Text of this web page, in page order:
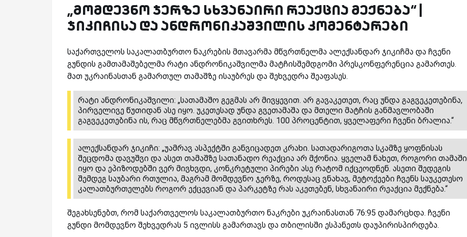
„მომდევნო ჯერზე სხვანაირი რეაქცია მექნება“ |
ჯიკიჩისა და ანდრონიკაშვილის კომენტარები
საქართველოს საკალათბურთო ნაკრების მთავარმა მწვრთნელმა ალექსანდარ ჯიკიჩმა და ჩვენი
გუნდის გამთამაშებელმა რატი ანდრონიკაშვილმა მატჩისშემდგომი პრესკონფერენცია გამართეს.
მათ უკრაინასთან გამართულ თამაშზე ისაუბრეს და შეხვედრა შეაფასეს.
რატი ანდრონიკაშვილი: „სათამაშო გეგმას არ მივყევით. არ გავაკეთეთ, რაც უნდა გაგვეკეთებინა,
პირველივე წუთიდან ასე იყო. უკეთესად უნდა გვეთამაშა და მთელი მატჩის განმავლობაში
გაგვეკეთებინა ის, რაც მწვრთნელებმა გვითხრეს. 100 პროცენტით, ყველაფერი ჩვენი ბრალია.“
ალექსანდარ ჯიკიჩი: „უამრავ ასპექტში განვიცადეთ კრახი. სათადარიგოთა სკამზე ყოფნისას
შეცდომა დავუშვი და ასეთ თამაშზე სათანადო რეაქცია არ მქონია. ყველამ ნახეთ, როგორი თამაში
იყო და ეპიზოდებში ვერ მივხვდი, კონკრეტული პირები ასე რატომ იქცეოდნენ. ასეთი შედეგის
შემდეგ საუბარი რთულია, მაგრამ მომდევნო ჯერზე, როდესაც ვნახავ, მეტოქეები ჩვენს საუკეთესო
კალათბურთელებს როგორ ექცევიან და პარკეტზე რას აკეთებენ, სხვანაირი რეაქცია მექნება.“
შეგახსენებთ, რომ საქართველოს საკალათბურთო ნაკრები უკრაინასთან 76:95 დამარცხდა. ჩვენი
გუნდი მომდევნო შეხვედრას 5 ივლისს გამართავს და თბილისში ესპანეთს დაუპირისპირდება.